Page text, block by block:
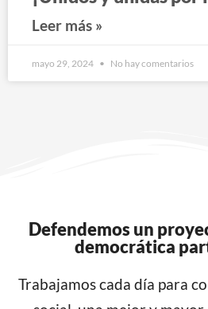
Leer más »
mayo 29, 2024 No hay comentarios
Defendemos un
democrática
Trabajamos cada día para